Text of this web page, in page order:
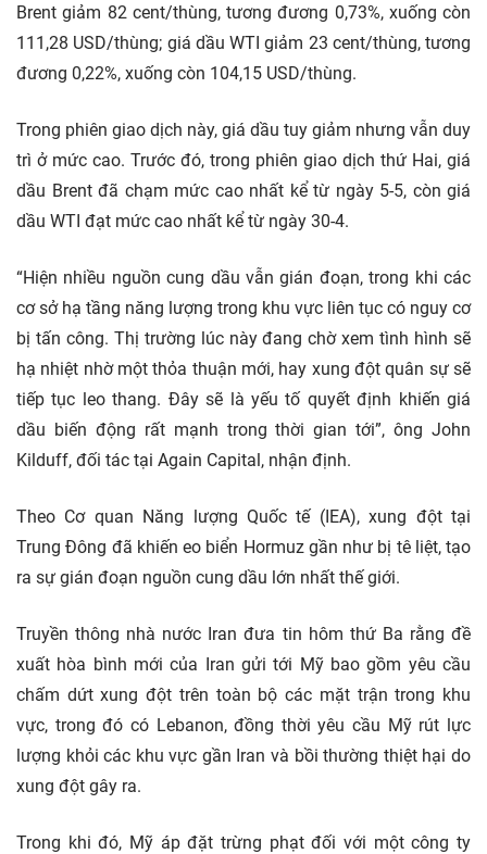
Brent giảm 82 cent/thùng, tương đương 0,73%, xuống còn
111,28 USD/thùng; giá dầu WTI giảm 23 cent/thùng, tương
đương 0,22%, xuống còn 104,15 USD/thùng.
Trong phiên giao dịch này, giá dầu tuy giảm nhưng vẫn duy
trì ở mức cao. Trước đó, trong phiên giao dịch thứ Hai, giá
dầu Brent đã chạm mức cao nhất kể từ ngày 5-5, còn giá
dầu WTI đạt mức cao nhất kể từ ngày 30-4.
“Hiện nhiều nguồn cung dầu vẫn gián đoạn, trong khi các
cơ sở hạ tầng năng lượng trong khu vực liên tục có nguy cơ
bị tấn công. Thị trường lúc này đang chờ xem tình hình sẽ
hạ nhiệt nhờ một thỏa thuận mới, hay xung đột quân sự sẽ
tiếp tục leo thang. Đây sẽ là yếu tố quyết định khiến giá
dầu biến động rất mạnh trong thời gian tới”, ông John
Kilduff, đối tác tại Again Capital, nhận định.
Theo Cơ quan Năng lượng Quốc tế (IEA), xung đột tại
Trung Đông đã khiến eo biển Hormuz gần như bị tê liệt, tạo
ra sự gián đoạn nguồn cung dầu lớn nhất thế giới.
Truyền thông nhà nước Iran đưa tin hôm thứ Ba rằng đề
xuất hòa bình mới của Iran gửi tới Mỹ bao gồm yêu cầu
chấm dứt xung đột trên toàn bộ các mặt trận trong khu
vực, trong đó có Lebanon, đồng thời yêu cầu Mỹ rút lực
lượng khỏi các khu vực gần Iran và bồi thường thiệt hại do
xung đột gây ra.
Trong khi đó, Mỹ áp đặt trừng phạt đối với một công ty